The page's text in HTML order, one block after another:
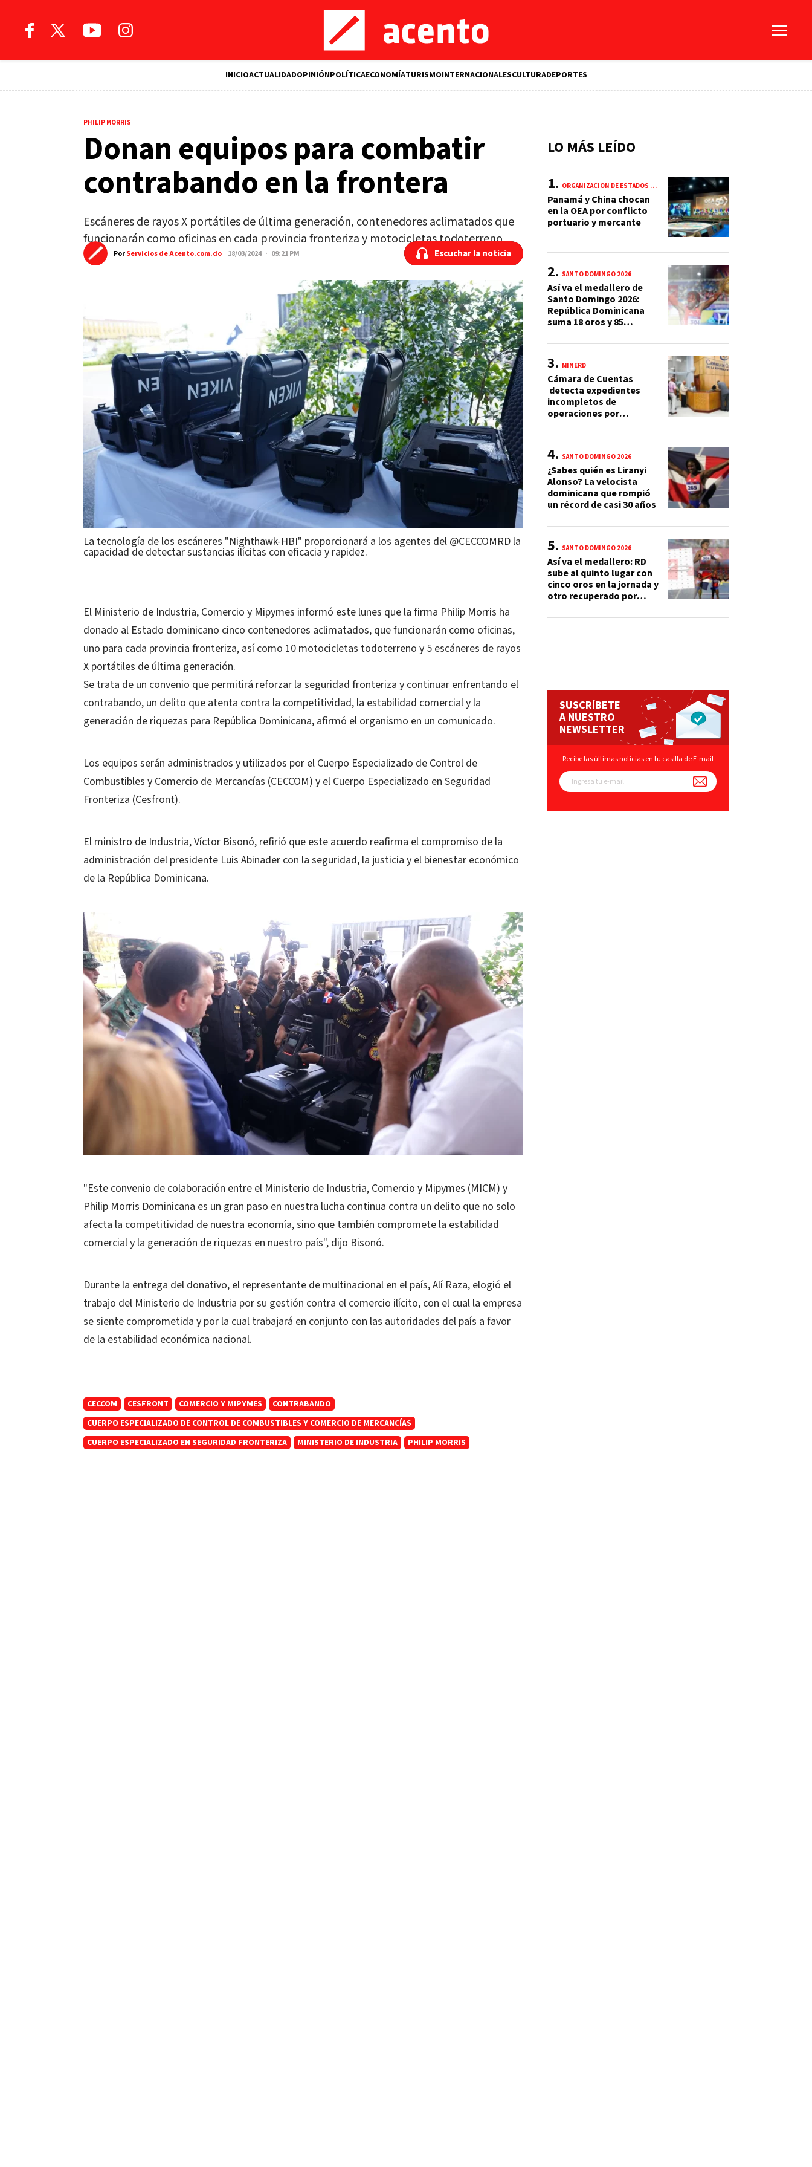
INICIOACTUALIDADOPINIÓNPOLÍTICAECONOMÍATURISMOINTERNACIONALESCULTURADEPORTES
PHILIP MORRIS
Donan equipos para combatir
contrabando en la frontera
Escáneres de rayos X portátiles de última generación, contenedores aclimatados que
funcionarán como oficinas en cada provincia fronteriza y motocicletas todoterreno.
PorServicios de Acento.com.do 18/03/2024 · 09:21 PM Escuchar la noticia
Escuchar la noticia
La tecnología de los escáneres "Nighthawk-HBI" proporcionará a los agentes del @CECCOMRD la
capacidad de detectar sustancias ilícitas con eficacia y rapidez.
El Ministerio de Industria, Comercio y Mipymes informó este lunes que la firma Philip Morris ha
donado al Estado dominicano cinco contenedores aclimatados, que funcionarán como oficinas,
uno para cada provincia fronteriza, así como 10 motocicletas todoterreno y 5 escáneres de rayos
X portátiles de última generación.
Se trata de un convenio que permitirá reforzar la seguridad fronteriza y continuar enfrentando el
contrabando, un delito que atenta contra la competitividad, la estabilidad comercial y la
generación de riquezas para República Dominicana, afirmó el organismo en un comunicado.
Los equipos serán administrados y utilizados por el Cuerpo Especializado de Control de
Combustibles y Comercio de Mercancías (CECCOM) y el Cuerpo Especializado en Seguridad
Fronteriza (Cesfront).
El ministro de Industria, Víctor Bisonó, refirió que este acuerdo reafirma el compromiso de la
administración del presidente Luis Abinader con la seguridad, la justicia y el bienestar económico
de la República Dominicana.
"Este convenio de colaboración entre el Ministerio de Industria, Comercio y Mipymes (MICM) y
Philip Morris Dominicana es un gran paso en nuestra lucha continua contra un delito que no solo
afecta la competitividad de nuestra economía, sino que también compromete la estabilidad
comercial y la generación de riquezas en nuestro país", dijo Bisonó.
Durante la entrega del donativo, el representante de multinacional en el país, Alí Raza, elogió el
trabajo del Ministerio de Industria por su gestión contra el comercio ilícito, con el cual la empresa
se siente comprometida y por la cual trabajará en conjunto con las autoridades del país a favor
de la estabilidad económica nacional.
CECCOM CESFRONT COMERCIO Y MIPYMES
CONTRABANDO
CUERPO ESPECIALIZADO DE CONTROL DE COMBUSTIBLES Y COMERCIO DE MERCANCÍAS
CUERPO ESPECIALIZADO EN SEGURIDAD FRONTERIZA
MINISTERIO DE INDUSTRIA PHILIP MORRIS
LO MÁS LEÍDO
ORGANIZACIÓN DE ESTADOS AMERICANOS (OEA)
Panamá y China chocan
en la OEA por conflicto
portuario y mercante
SANTO DOMINGO 2026
Así va el medallero de
Santo Domingo 2026:
República Dominicana
suma 18 oros y 85
MINERD
Cámara de Cuentas
detecta expedientes
incompletos de
operaciones por
MINERD, entre 2019 y
2020
SANTO DOMINGO 2026
¿Sabes quién es Liranyi
Alonso? La velocista
dominicana que rompió
un récord de casi 30 años
SANTO DOMINGO 2026
Así va el medallero: RD
sube al quinto lugar con
cinco oros en la jornada y
otro recuperado por
SUSCRÍBETE
A NUESTRO
NEWSLETTER
Recibe las últimas noticias en tu casilla de E-mail